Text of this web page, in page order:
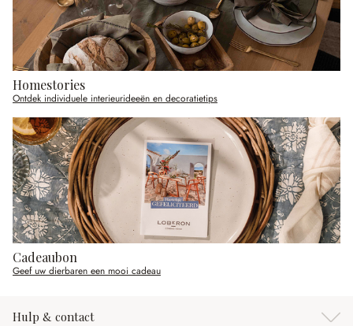
Homestories
Ontdek individuele interieurideeën en decoratietips
Cadeaubon
Geef uw dierbaren een mooi cadeau
Hulp & contact